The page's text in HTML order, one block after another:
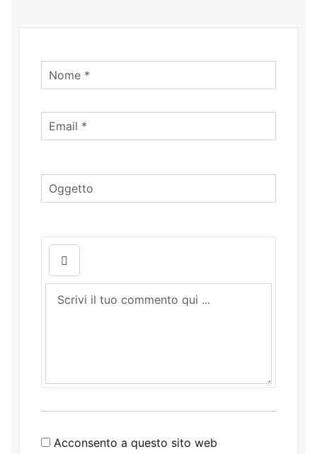
Acconsento a questo sito web